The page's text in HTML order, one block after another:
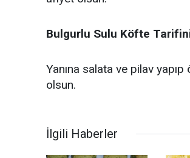
Bulgurlu Sulu Köfte
Yanına salata ve pilav
olsun.
İlgili Haberler